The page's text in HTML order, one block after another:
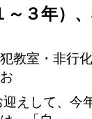
～３年）
教室・非行化
えして、今